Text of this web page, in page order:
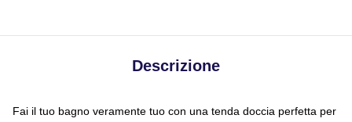
Descrizione
Fai il tuo bagno veramente tuo con una tenda doccia perfetta per